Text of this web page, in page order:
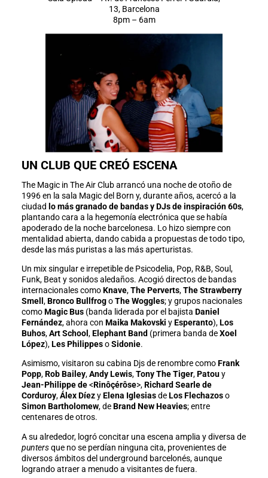
13, Barcelona
8pm – 6am
UN CLUB QUE CREÓ ESCENA
The Magic in The Air Club arrancó una noche de otoño de
1996 en la sala Magic del Born y, durante años, acercó a la
ciudad lo más granado de bandas y DJs de inspiración 60s,
plantando cara a la hegemonía electrónica que se había
apoderado de la noche barcelonesa. Lo hizo siempre con
mentalidad abierta, dando cabida a propuestas de todo tipo,
desde las más puristas a las más aperturistas.
Un mix singular e irrepetible de Psicodelia, Pop, R&B, Soul,
Funk, Beat y sonidos aledaños. Acogió directos de bandas
internacionales comoKnave,The Perverts,The Strawberry
Smell ,Bronco BullfrogoThe Woggles; y grupos nacionales
comoMagic Bus(banda liderada por el bajista Daniel
Fernández, ahora con Maika Makovski yEsperanto),Los
Buhos,Art School ,Elephant Band (primera banda deXoel
López),Les PhilippesoSidonie.
Asimismo, visitaron su cabina Djs de renombre como Frank
Popp, Rob Bailey,Andy Lewis,Tony The Tiger, Patouy
Jean-Philippe de< Rinôçérôse>, Richard Searle de
Corduroy,Álex Díezy Elena Iglesiasde Los Flechazoso
Simon Bartholomew, de Brand New Heavies; entre
centenares de otros.
A su alrededor, logró concitar una escena amplia y diversa de
puntersque no se perdían ninguna cita, provenientes de
diversos ámbitos del underground barcelonés, aunque
logrando atraer a menudo a visitantes de fuera.